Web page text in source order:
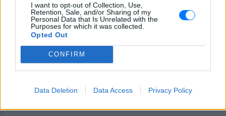
I want to opt-out of Collection, Use,
Retention, Sale, and/or Sharing of my
Personal Data that Is Unrelated with the
Purposes for which it was collected.
Opted Out
CONFIRM
Data Deletion Data Access Privacy Policy
Το μαροκινό χωριό που έγινε Τροία για τον
Nolan, Yunkai για το Game of Thrones και
σκηνικό για το βίντεο κλιπ ... της Βανδή
Αΐτ Μπεν Χαντού έχει φιλοξενήσει πάνω από έξι δεκαετίες
κινηματογραφικής ιστορίας